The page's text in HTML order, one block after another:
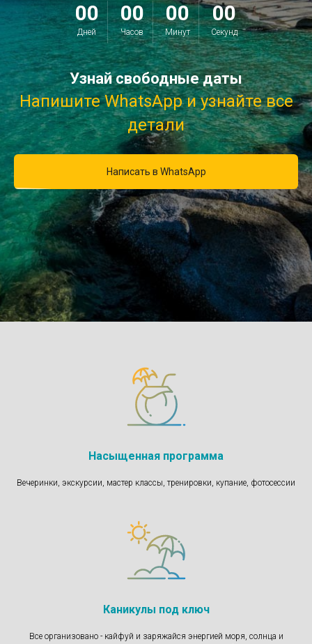
00
Дней
00
Часов
00
Минут
00
Секунд
Узнай свободные даты
Напишите WhatsApp и узнайте все
детали
Написать в WhatsApp
Насыщенная программа
Вечеринки, экскурсии, мастер классы, тренировки, купание, фотосессии
Каникулы под ключ
Все организовано - кайфуй и заряжайся энергией моря, солнца и